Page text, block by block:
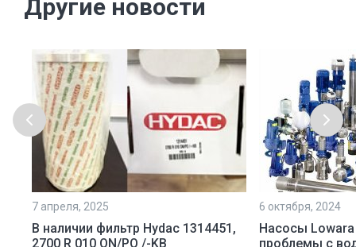
Другие новости
7 апреля, 2025
В наличии фильтр Hydac 1314451,
2700 R 010 ON/PO /-KB
6 октября, 2024
Насосы
проблемы с